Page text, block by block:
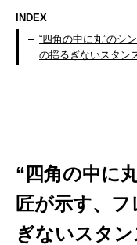
INDEX
“四角の中に丸”のシ
の揺るぎないスタン
“四角の中に
匠が示す、
ぎないスタン